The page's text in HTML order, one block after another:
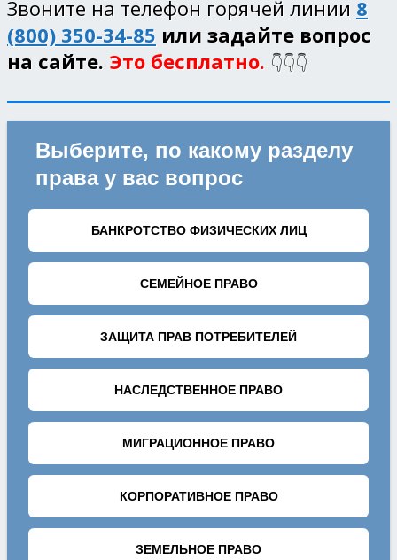
Звоните на телефон горячей линии 8
(800) 350-34-85 или задайте вопрос
на сайте. Это бесплатно. 👇👇👇